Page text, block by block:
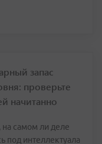
запас
проверьте
начитанно
самом ли деле
под интеллектуала